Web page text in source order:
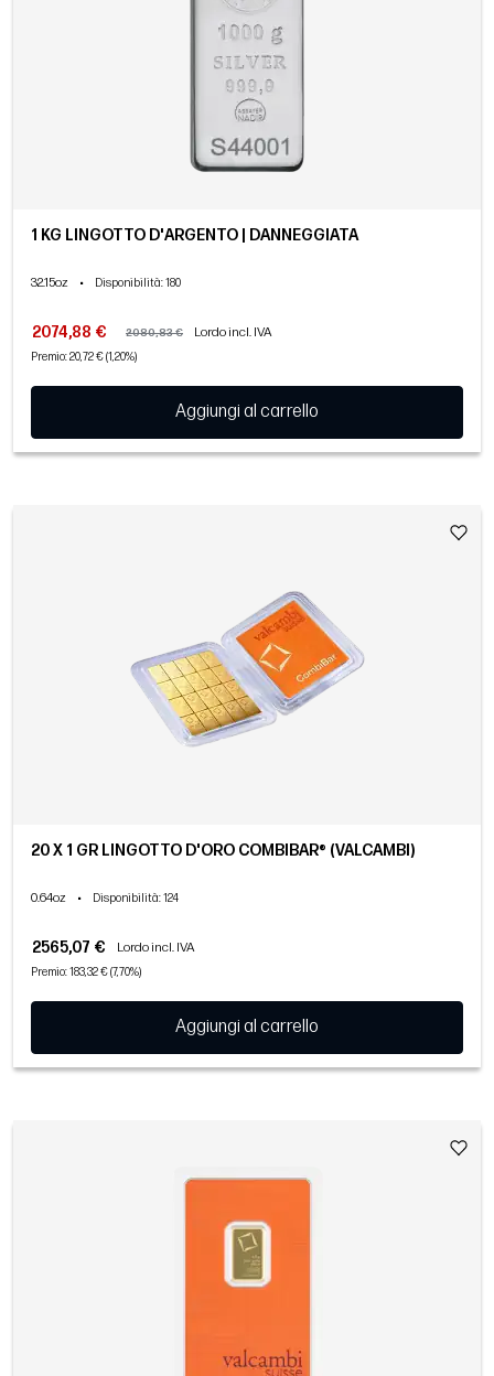
1 KG LINGOTTO D'ARGENTO | DANNEGGIATA
32.15oz • Disponibilità: 180
2074,88 € 2080,83 € Lordo incl. IVA
Premio: 20,72 € (1,20%)
Aggiungi al carrello
20 X 1 GR LINGOTTO D'ORO COMBIBAR® (VALCAMBI)
0.64oz • Disponibilità: 124
2565,07 € Lordo incl. IVA
Premio: 183,32 € (7,70%)
Aggiungi al carrello